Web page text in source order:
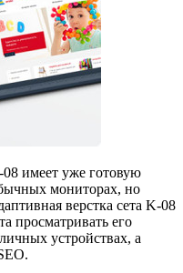
имеет уже готовую
мониторах, но
верстка сета K-08
просматривать его
устройствах, а